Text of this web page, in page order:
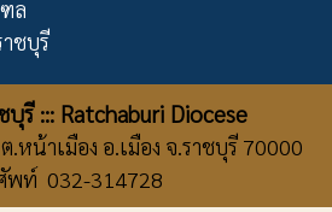
ล
ชบุรี
รี ::: Ratchaburi Diocese
น้าเมือง อ.เมือง จ.ราชบุรี 70000
พท์ 032-314728